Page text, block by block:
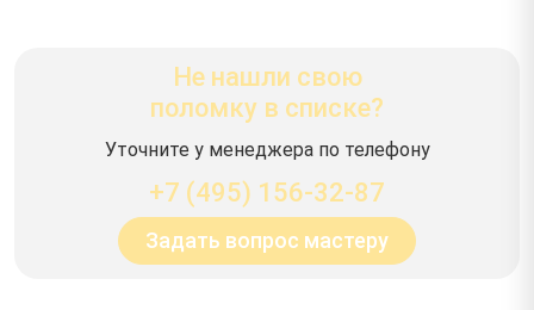
Не нашли свою
поломку в списке?
Уточните у менеджера по телефону
+7 (495) 156-32-87
Задать вопрос мастеру